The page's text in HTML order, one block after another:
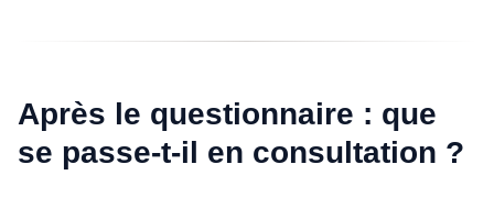
Après le questionnaire : que
se passe-t-il en consultation ?